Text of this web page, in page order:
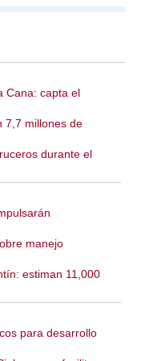
Cana: capta el
7,7 millones de
durante el
manejo
estiman 11,000
para desarrollo